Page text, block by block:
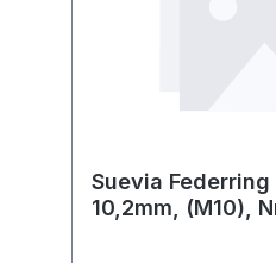
Suevia Federring
10,2mm, (M10),